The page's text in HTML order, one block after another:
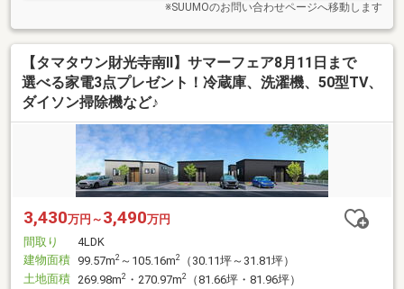
※SUUMOのお問い合わせページへ移動します
【タマタウン財光寺南Ⅱ】サマーフェア8月11日まで
選べる家電3点プレゼント！冷蔵庫、洗濯機、50型TV、
ダイソン掃除機など♪
3,430万円～ 3,490万円
間取り
4LDK
建物面積 99.57m2 ～105.16m2
（30.11坪～31.81坪）
土地面積 269.98m2 ・270.97m2
（81.66坪・81.96坪）